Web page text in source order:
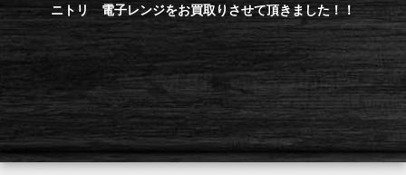
ニトリ 電子レンジをお買取りさせて頂きました！！